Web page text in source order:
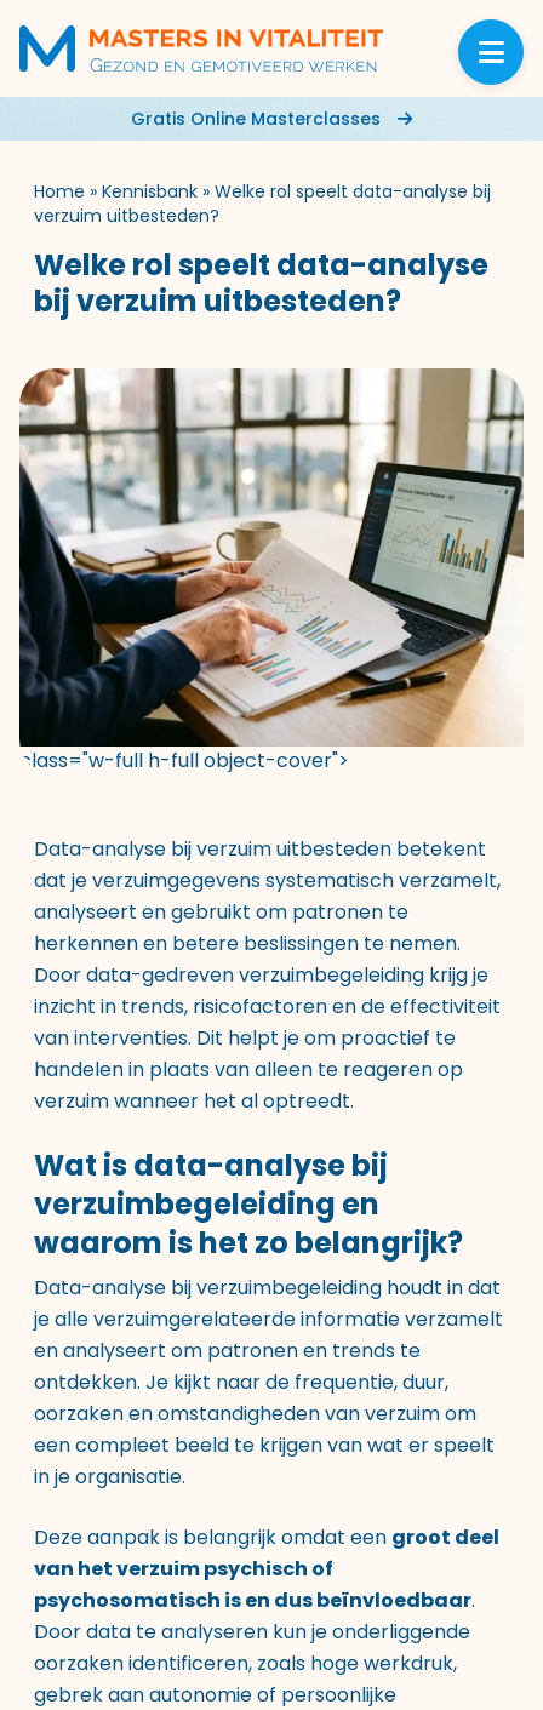
Gratis Online Masterclasses
Home » Kennisbank » Welke rol speelt data-analyse bij
verzuim uitbesteden?
Welke rol speelt data-analyse
bij verzuim uitbesteden?
class="w-full h-full object-cover">
Data-analyse bij verzuim uitbesteden betekent
dat je verzuimgegevens systematisch verzamelt,
analyseert en gebruikt om patronen te
herkennen en betere beslissingen te nemen.
Door data-gedreven verzuimbegeleiding krijg je
inzicht in trends, risicofactoren en de effectiviteit
van interventies. Dit helpt je om proactief te
handelen in plaats van alleen te reageren op
verzuim wanneer het al optreedt.
Wat is data-analyse bij
verzuimbegeleiding en
waarom is het zo belangrijk?
Data-analyse bij verzuimbegeleiding houdt in dat
je alle verzuimgerelateerde informatie verzamelt
en analyseert om patronen en trends te
ontdekken. Je kijkt naar de frequentie, duur,
oorzaken en omstandigheden van verzuim om
een compleet beeld te krijgen van wat er speelt
in je organisatie.
Deze aanpak is belangrijk omdat een groot deel
van het verzuim psychisch of
psychosomatisch is en dus beïnvloedbaar.
Door data te analyseren kun je onderliggende
oorzaken identificeren, zoals hoge werkdruk,
gebrek aan autonomie of persoonlijke